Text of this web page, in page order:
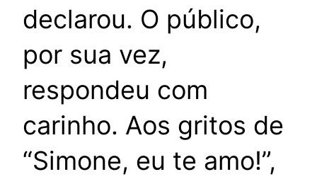
declarou. O público,
por sua vez,
respondeu com
carinho. Aos gritos de
“Simone, eu te amo!”,